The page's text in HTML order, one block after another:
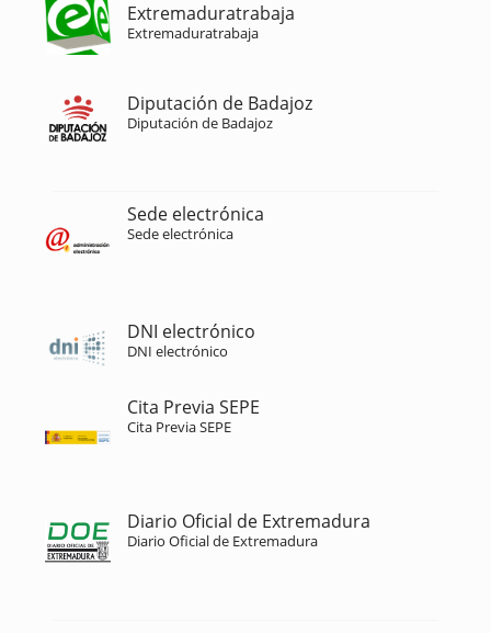
Extremaduratrabaja
Extremaduratrabaja
Diputación de Badajoz
Diputación de Badajoz
Sede electrónica
Sede electrónica
DNI electrónico
DNI electrónico
Cita Previa SEPE
Cita Previa SEPE
Diario Oficial de Extremadura
Diario Oficial de Extremadura